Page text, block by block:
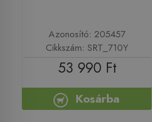
Azonosító: 205457
Cikkszám: SRT_710Y
53 990 Ft
Kosárba